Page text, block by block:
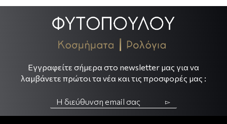
Εγγραφείτε σήμερα στο newsletter μας για να
λαμβάνετε πρώτοι τα νέα και τις προσφορές μας :
▻